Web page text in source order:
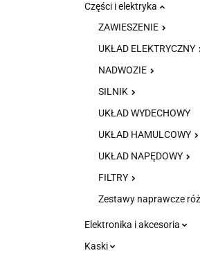
Części i elektryka
ZAWIESZENIE
UKŁAD ELEKTRYCZNY
NADWOZIE
SILNIK
UKŁAD WYDECHOWY
UKŁAD HAMULCOWY
UKŁAD NAPĘDOWY
FILTRY
Zestawy naprawcze
Elektronika i akcesoria
Kaski